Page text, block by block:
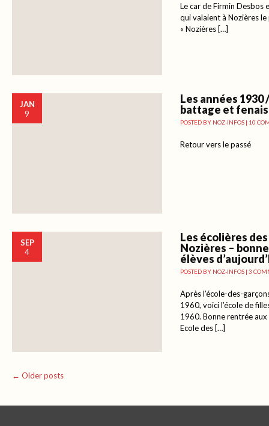
Le car de Firmin Desbos
qui valaient à Nozières
« Nozières […]
JAN
9
Les années 1930
battage et
POSTED BY NOZ-INFOS | 10
Retour vers le passé
SEP
4
Les écolières
Nozières –
élèves
POSTED BY NOZ-INFOS | 3
Après l’école-des-
1960, voici l’école de
1960. Bonne rentrée
Ecole des […]
Post navigation
← Older posts